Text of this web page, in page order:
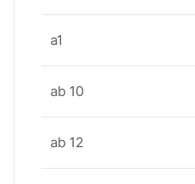
a1
ab 10
ab 12